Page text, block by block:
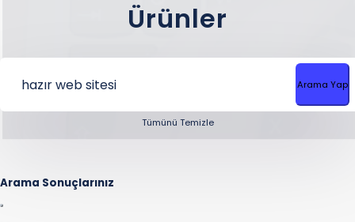
Ürünler
Arama Yap
Tümünü Temizle
Arama Sonuçlarınız